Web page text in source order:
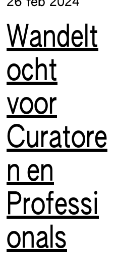
Wandelt
ocht
voor
Curatore
n en
Professi
onals